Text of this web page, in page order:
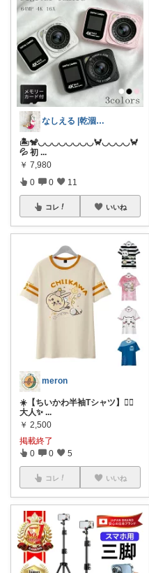
なしえる |乾涸びたマーメイド
🏝️🐒◡◡◡◡◡◡◡◡🦀◡◡◡◡🦀
💦 初 ...
￥ 7,980
0 0 11
コレ いいね
meron
☀️【ちいかわ半袖Tシャツ】🧚‍♀️
大人✨ ...
￥ 2,500
掲載終了
0 0 5
コレ いいね